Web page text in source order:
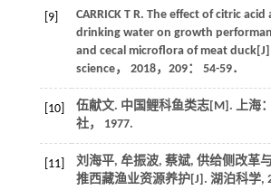
[9] CARRICK T R. The effect of citric acid
drinking water on growth
and cecal microflora of meat duck[J]
science， 2018， 209： 54-59．
[10] 伍献文. 中国鲤科鱼类志[M]. 上海
社， 1977.
[11]
刘海平, 牟振波, 蔡斌, 供给侧改革
推西藏渔业资源养护[J]. 湖泊科学,